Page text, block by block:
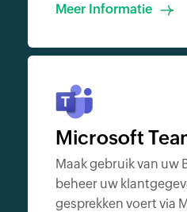
Meer Informatie
Microsoft
Maak gebruik van uw
beheer uw
gesprekken voert via